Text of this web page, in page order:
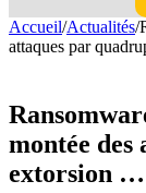
Accueil/Actualités/
attaques par
montée des
extorsion …